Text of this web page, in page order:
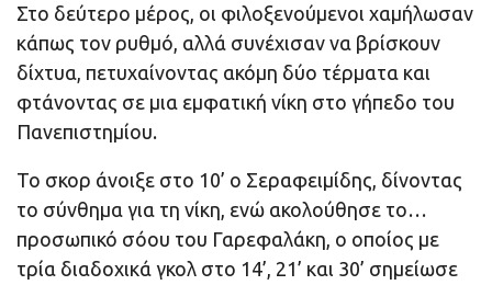
Στο δεύτερο μέρος, οι φιλοξενούμενοι χαμήλωσαν
κάπως τον ρυθμό, αλλά συνέχισαν να βρίσκουν
δίχτυα, πετυχαίνοντας ακόμη δύο τέρματα και
φτάνοντας σε μια εμφατική νίκη στο γήπεδο του
Πανεπιστημίου.
Το σκορ άνοιξε στο 10’ ο Σεραφειμίδης, δίνοντας
το σύνθημα για τη νίκη, ενώ ακολούθησε το…
προσωπικό σόου του Γαρεφαλάκη, ο οποίος με
τρία διαδοχικά γκολ στο 14’, 21’ και 30’ σημείωσε